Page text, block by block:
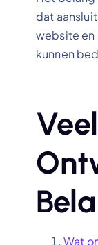
dat
website en
kunnen
Wat